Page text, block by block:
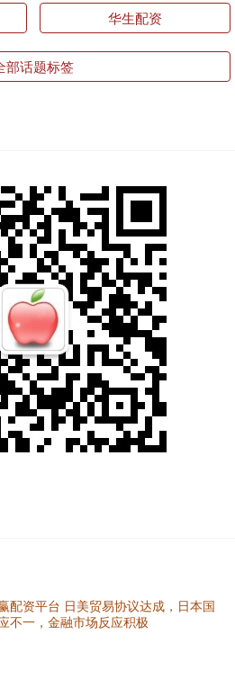
华生配资
部话题标签
配资平台 日美贸易协议达成，日本国
不一，金融市场反应积极